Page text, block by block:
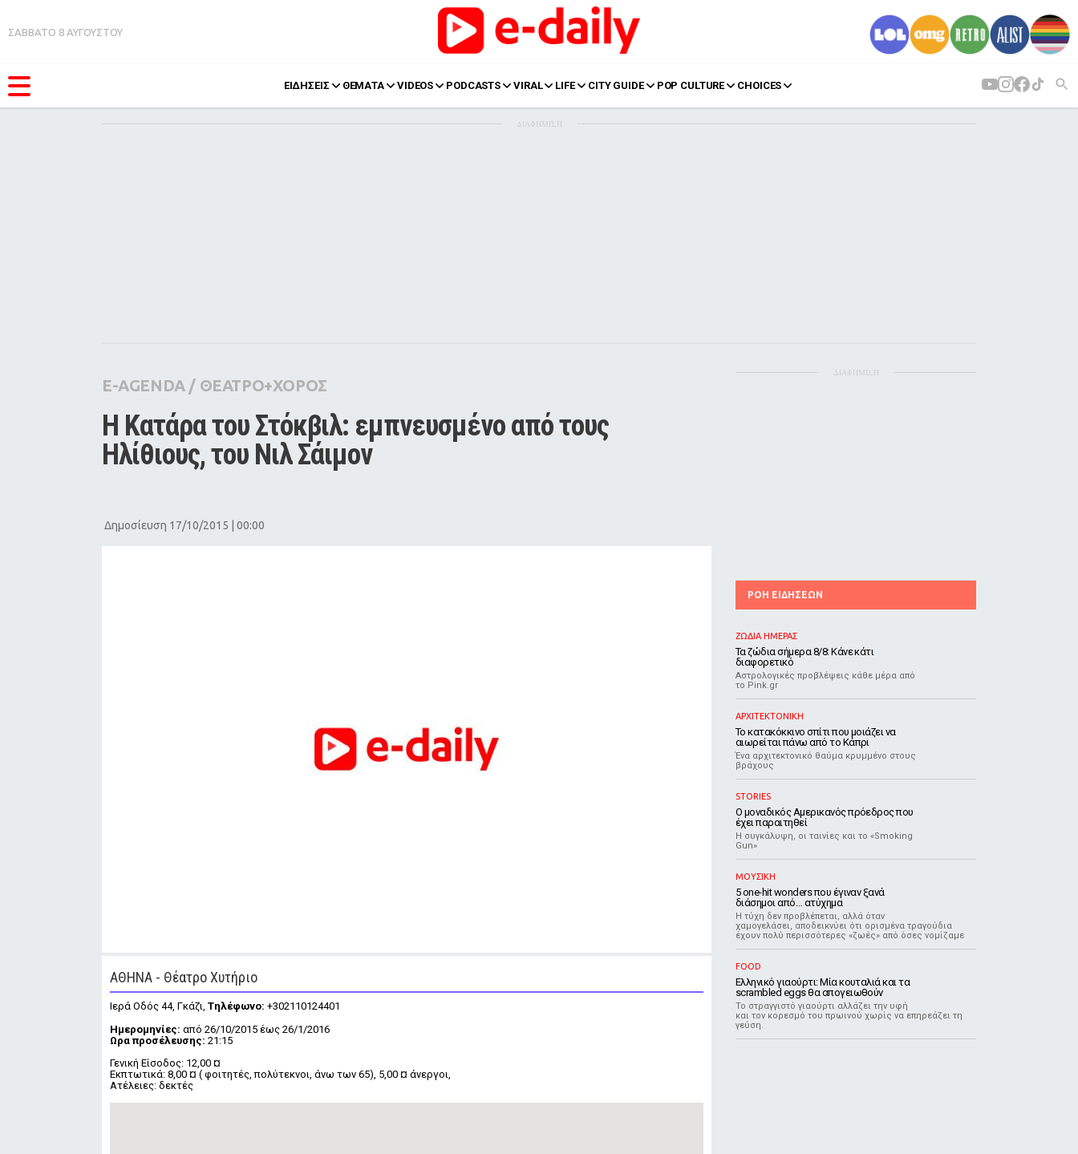
ΣΑΒΒΑΤΟ 8 ΑΥΓΟΥΣΤΟΥ
ΕΙΔΗΣΕΙΣ ΘΕΜΑΤΑ VIDEOS PODCASTS VIRAL LIFE CITY GUIDE POP CULTURE CHOICES
Pop Culture
Agenda
ΔΙΑΦΗΜΙΣΗ
E-AGENDA/ ΘΕΑΤΡΟ+ΧΟΡΟΣ
Η Κατάρα του Στόκβιλ: εμπνευσμένο από τους
Ηλίθιους, του Νιλ Σάιμον
Δημοσίευση 17/10/2015 | 00:00
ΑΘΗΝΑ - Θέατρο Χυτήριο
Ιερά Οδός 44, Γκάζι, Tηλέφωνο: +302110124401
Ημερομηνίες: από 26/10/2015 έως 26/1/2016
Ωρα προσέλευσης: 21:15
Γενική Είσοδος: 12,00 ¤
Εκπτωτικά: 8,00 ¤ ( φοιτητές, πολύτεκνοι, άνω των 65), 5,00 ¤ άνεργοι,
Ατέλειες: δεκτές
ΔΙΑΦΗΜΙΣΗ
ΡΟΗ ΕΙΔΗΣΕΩΝ
ΖΩΔΙΑ ΗΜΕΡΑΣ
Τα ζώδια σήμερα 8/8: Κάνε κάτι
διαφορετικό
Αστρολογικές προβλέψεις κάθε μέρα από
το Pink.gr
ΑΡΧΙΤΕΚΤΟΝΙΚΗ
Το κατακόκκινο σπίτι που μοιάζει να
αιωρείται πάνω από το Κάπρι
Ένα αρχιτεκτονικό θαύμα κρυμμένο στους
βράχους
STORIES
Ο μοναδικός Αμερικανός πρόεδρος που
έχει παραιτηθεί
Η συγκάλυψη, οι ταινίες και το «Smoking
Gun»
ΜΟΥΣΙΚΗ
5 one-hit wonders που έγιναν ξανά
διάσημοι από… ατύχημα
Η τύχη δεν προβλέπεται, αλλά όταν
χαμογελάσει, αποδεικνύει ότι ορισμένα τραγούδια
έχουν πολύ περισσότερες «ζωές» από όσες νομίζαμε
FOOD
Ελληνικό γιαούρτι: Μία κουταλιά και τα
scrambled eggs θα απογειωθούν
Το στραγγιστό γιαούρτι αλλάζει την υφή
και τον κορεσμό του πρωινού χωρίς να επηρεάζει τη
γεύση.